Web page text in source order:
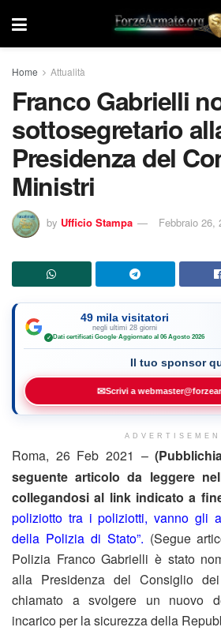
Home Attualità
Franco Gabrielli
sottosegretario
Presidenza del
Ministri
by Ufficio Stampa Febbraio 26,
49 mila visitatori
negli ultimi 28 giorni
✓ Dati certificati Google·Aggiornato al 06 Agosto 2026
Il tuo sponsor
✉Scrivi a
Roma, 26 Feb 2021 –
seguente articolo da leggere
collegandosi al link indicato a
poliziotto tra i poliziotti, vanno gli
della Polizia di Stato”. (Segue
Polizia Franco Gabrielli è stato
alla Presidenza del Consiglio
chiamato a svolgere un nuovo
incarico per la sicurezza della